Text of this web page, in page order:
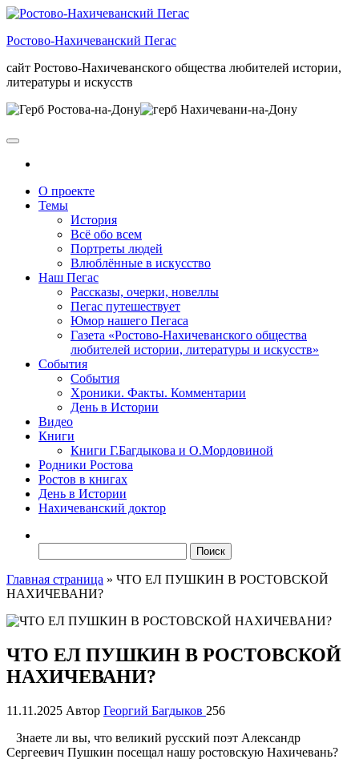
Skip
the
Ростово-Нахичеванский Пегас
сайт Ростово-Нахичеванского общества любителей истории,
литературы и искусств
О проекте
Темы
История
Всё обо всем
Портреты людей
Влюблённые в искусство
Наш Пегас
Рассказы, очерки, новеллы
Пегас путешествует
Юмор нашего Пегаса
Газета «Ростово-Нахичеванского общества
любителей истории, литературы и искусств»
События
События
Хроники. Факты. Комментарии
День в Истории
Видео
Книги
Книги Г.Багдыкова и О.Мордовиной
Родники Ростова
Ростов в книгах
День в Истории
Нахичеванский доктор
Главная страница » ЧТО ЕЛ ПУШКИН В РОСТОВСКОЙ
НАХИЧЕВАНИ?
ЧТО ЕЛ ПУШКИН В РОСТОВСКОЙ
НАХИЧЕВАНИ?
11.11.2025 Автор Георгий Багдыков 256
Знаете ли вы, что великий русский поэт Александр
Сергеевич Пушкин посещал нашу ростовскую Нахичевань?